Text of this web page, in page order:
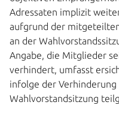
Adressaten implizit
aufgrund der
an der
Angabe, die Mitglieder
verhindert, umfasst
infolge der Verhinderung
Wahlvorstandsitzung